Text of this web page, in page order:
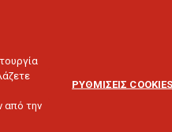
ΣΚΑΦΟΣ
από την
ΡΥΘΜΙΣΕΙΣ